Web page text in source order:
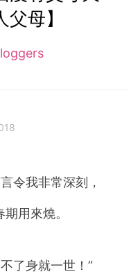
母】
累, 但跟小BELLA嘻嘻
來更有趣~ 從前喜歡分
生活趣事分享及參與送
令我非常深刻，
用來燒。
了身就一世！”